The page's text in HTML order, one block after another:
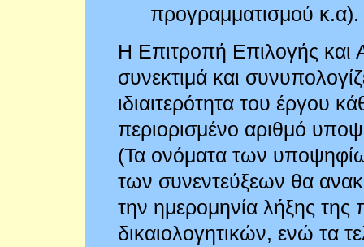
προγραμματισμού κ.α).
Η Επιτροπή Επιλογής και
συνεκτιμά και
ιδιαιτερότητα του έργου
περιορισμένο αριθμό
(Τα ονόματα των
των συνεντεύξεων θα
την ημερομηνία λήξης
δικαιολογητικών, ενώ τα